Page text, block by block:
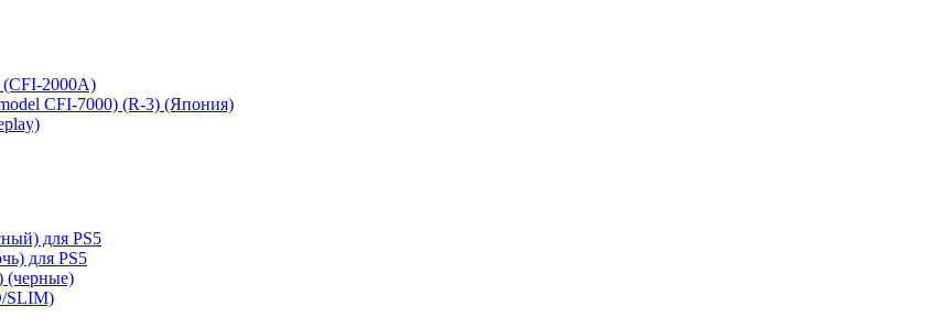
(CFI-2000A)
CFI-7000) (R-3) (Япония)
для PS5
для PS5
(черные)
SLIM)